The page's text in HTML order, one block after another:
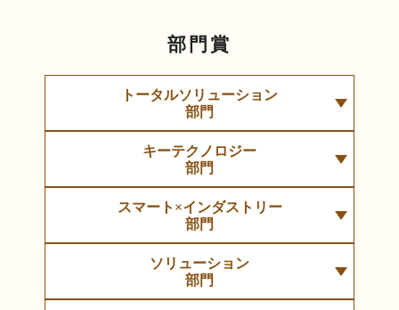
部門賞
トータルソリューション
部門
キーテクノロジー
部門
スマート×インダストリー
部門
ソリューション
部門